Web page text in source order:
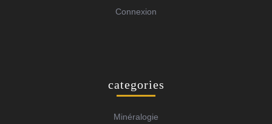
Connexion
categories
Minéralogie